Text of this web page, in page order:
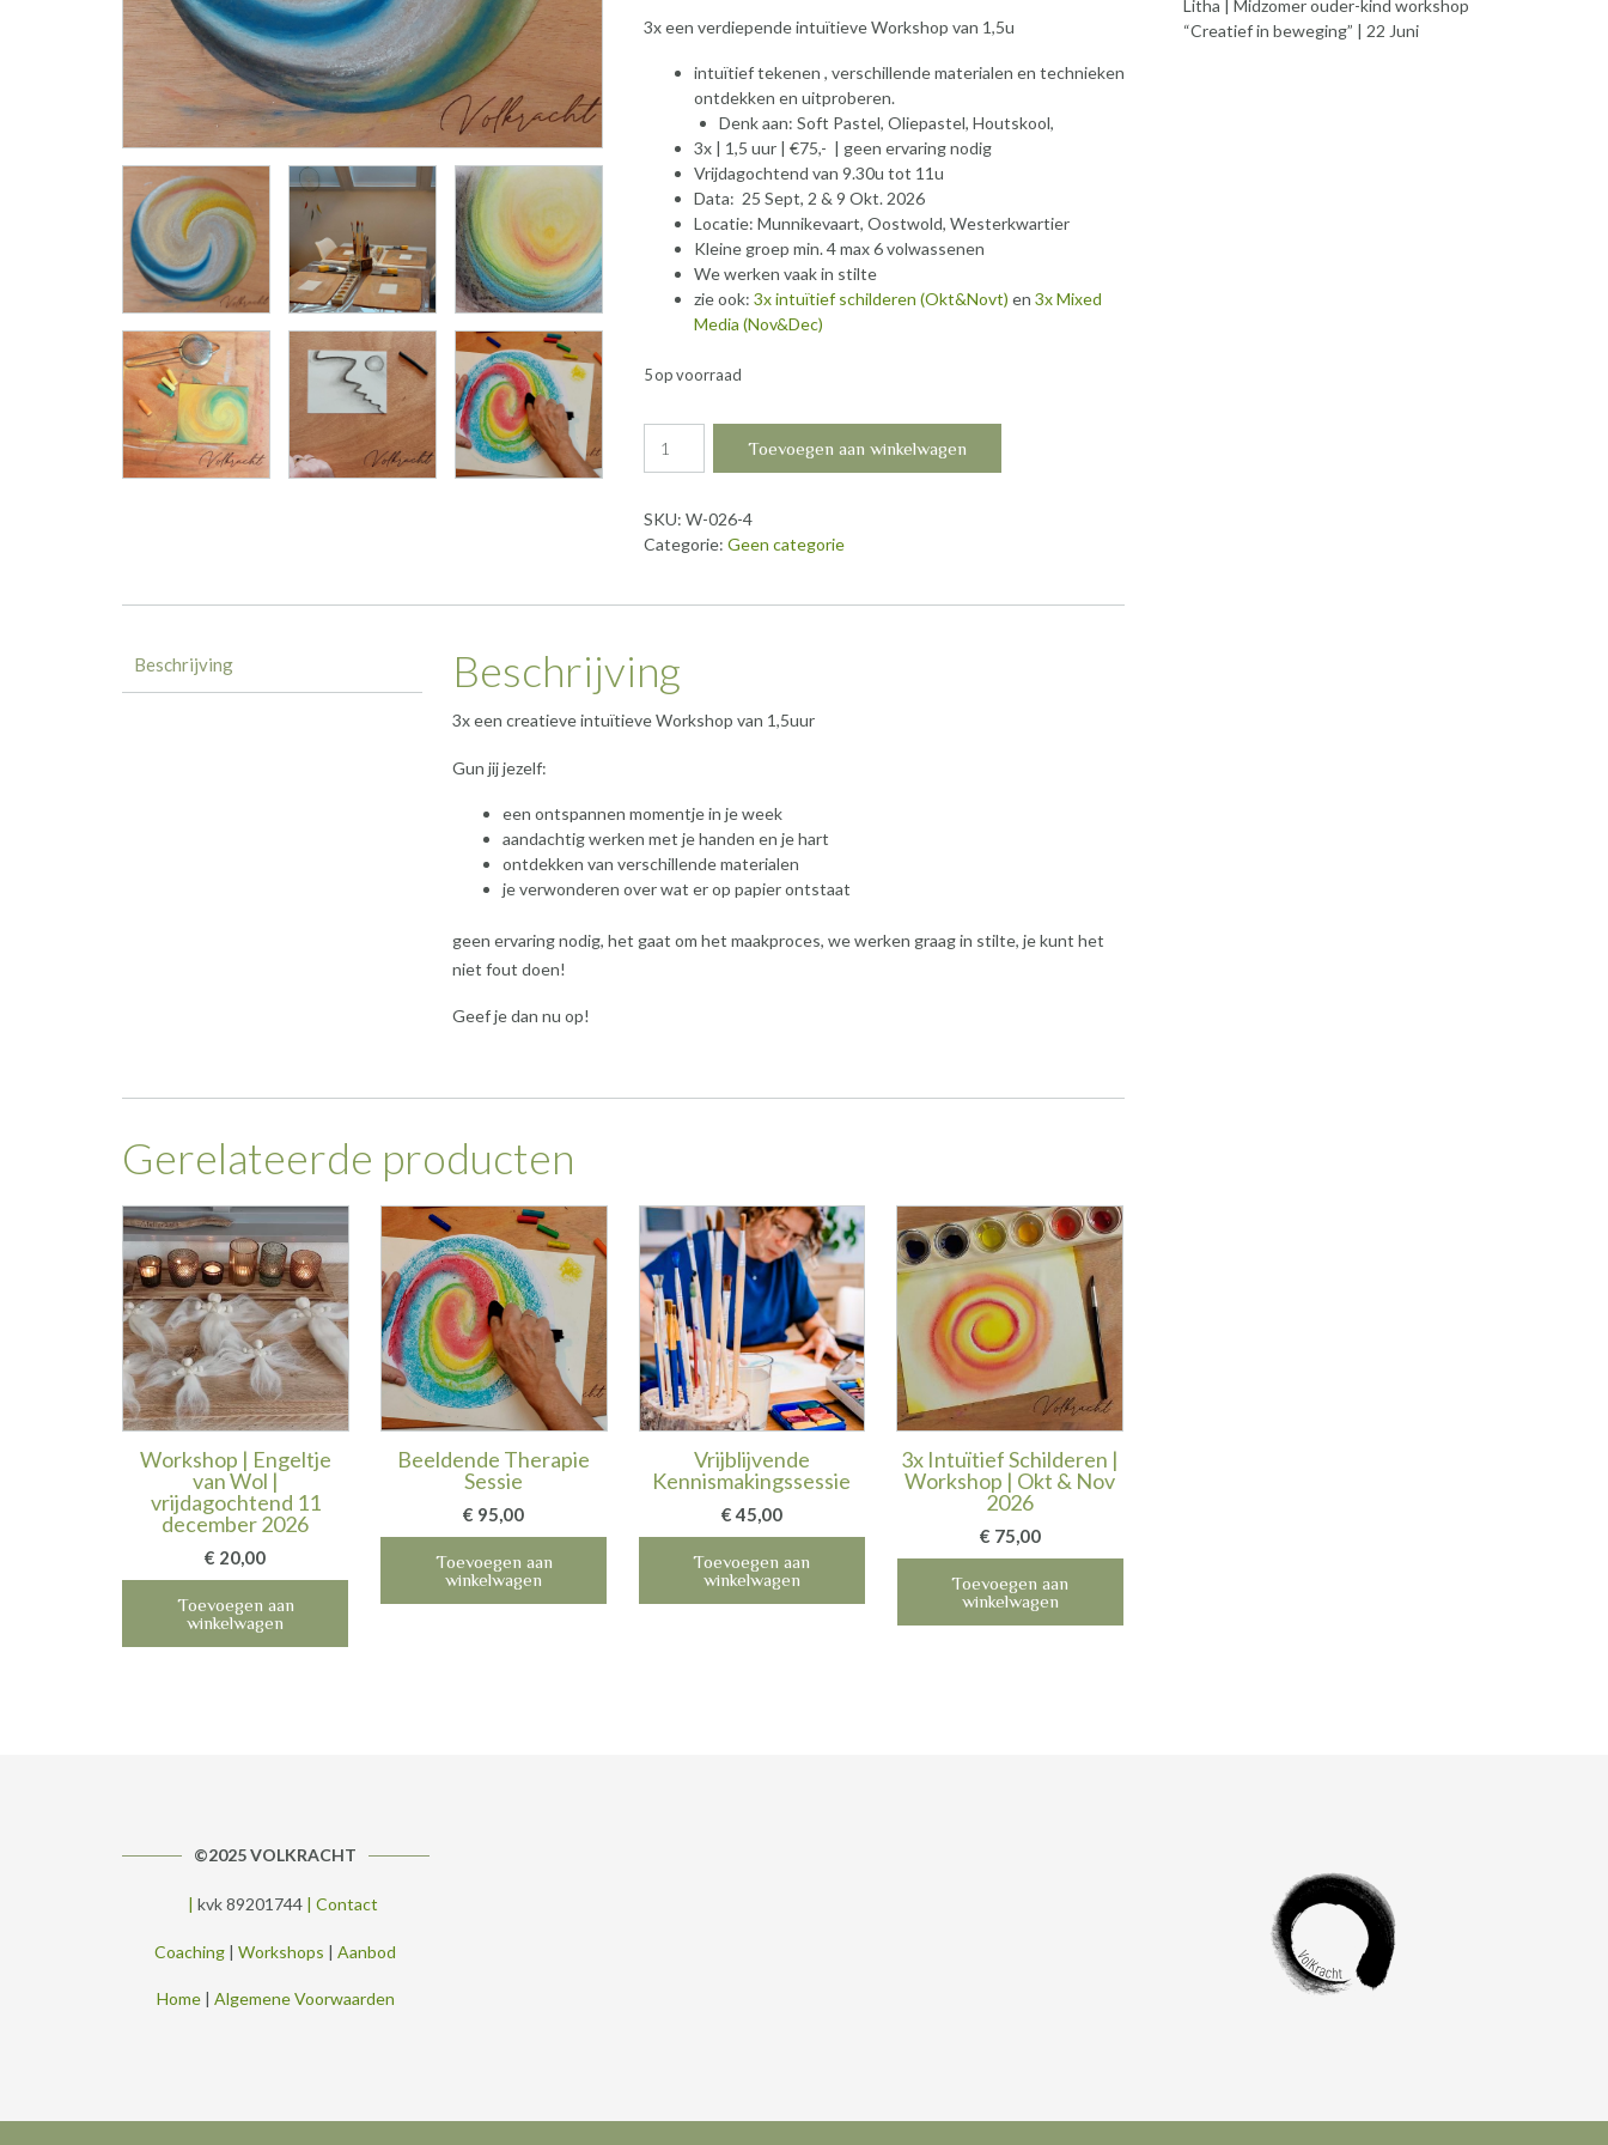
3x een verdiepende intuïtieve Workshop van 1,5u
intuïtief tekenen , verschillende materialen en technieken
ontdekken en uitproberen.
Denk aan: Soft Pastel, Oliepastel, Houtskool,
3x | 1,5 uur | €75,- | geen ervaring nodig
Vrijdagochtend van 9.30u tot 11u
Data: 25 Sept, 2 & 9 Okt. 2026
Locatie: Munnikevaart, Oostwold, Westerkwartier
Kleine groep min. 4 max 6 volwassenen
We werken vaak in stilte
zie ook: 3x intuïtief schilderen (Okt&Novt) en 3x Mixed
Media (Nov&Dec)
5 op voorraad
Intuïtief
|
Workshop
&
2026
aantal
Toevoegen aan winkelwagen
SKU: W-026-4
Categorie: Geen categorie
Beschrijving Beschrijving
3x een creatieve intuïtieve Workshop van 1,5uur
Gun jij jezelf:
een ontspannen momentje in je week
aandachtig werken met je handen en je hart
ontdekken van verschillende materialen
je verwonderen over wat er op papier ontstaat
geen ervaring nodig, het gaat om het maakproces, we werken graag in stilte, je kunt het
niet fout doen!
Geef je dan nu op!
Gerelateerde producten
Workshop | Engeltje
van Wol |
vrijdagochtend 11
december 2026
€ 20,00
Toevoegen aan
winkelwagen
Beeldende Therapie
Sessie
€ 95,00
Toevoegen aan
winkelwagen
Vrijblijvende
Kennismakingssessie
€45,00
Toevoegen aan
winkelwagen
3x Intuïtief Schilderen |
Workshop | Okt & Nov
2026
€ 75,00
Toevoegen aan
winkelwagen
Litha | Midzomer ouder-kind workshop
“Creatief in beweging” | 22 Juni
©2025 VOLKRACHT
| kvk 89201744 | Contact
Coaching |Workshops |Aanbod
Home| Algemene Voorwaarden